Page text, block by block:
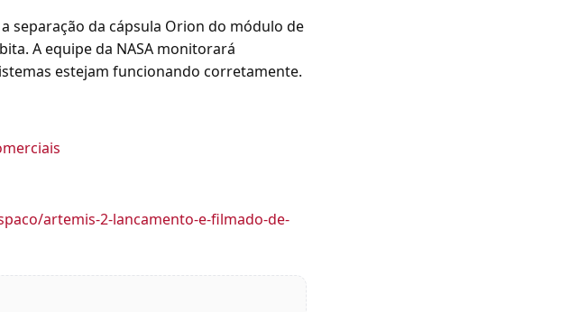
separação da cápsula Orion do módulo de
A equipe da NASA monitorará
estejam funcionando corretamente.
artemis-2-lancamento-e-filmado-de-